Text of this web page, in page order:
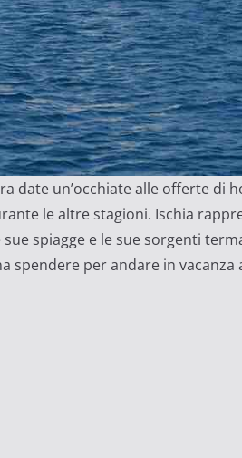
date un’occhiate alle offerte di
le altre stagioni. Ischia
spiagge e le sue sorgenti
per andare in vacanza